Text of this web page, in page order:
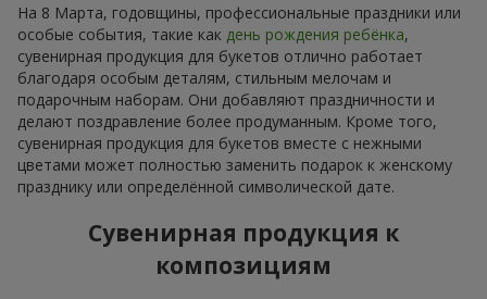
На 8 Марта, годовщины, профессиональные праздники или
особые события, такие как день рождения ребёнка,
сувенирная продукция для букетов отлично работает
благодаря особым деталям, стильным мелочам и
подарочным наборам. Они добавляют праздничности и
делают поздравление более продуманным. Кроме того,
сувенирная продукция для букетов вместе с нежными
цветами может полностью заменить подарок к женскому
празднику или определённой символической дате.
Сувенирная продукция к
композициям